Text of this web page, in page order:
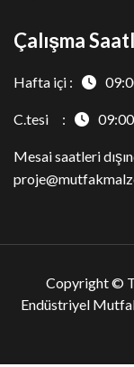
Çalışma
Hafta içi :
C.tesi :
Mesai saatleri
Copyright ©
Endüstriyel